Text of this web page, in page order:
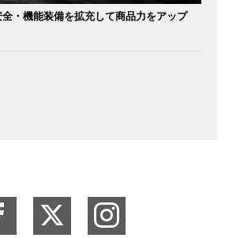
全・機能装備を拡充して商品力をアップ